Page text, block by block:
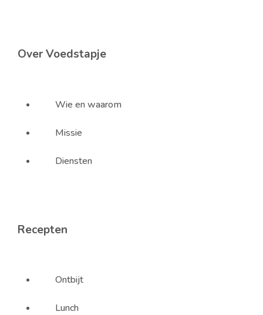
Over Voedstapje
Wie en waarom
Missie
Diensten
Recepten
Ontbijt
Lunch